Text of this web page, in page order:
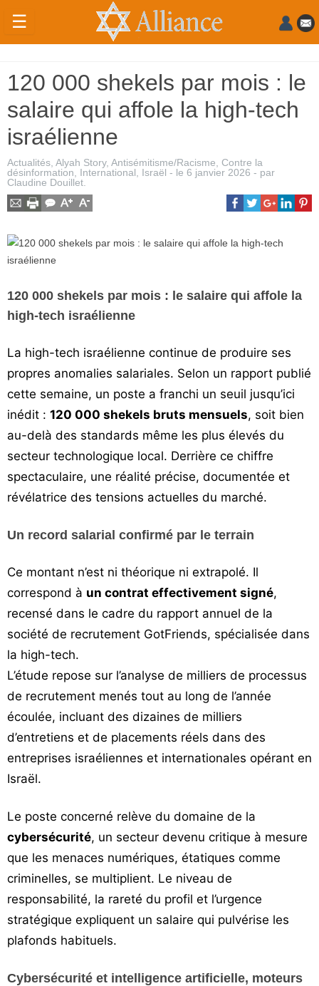
☰
Judaïsme
Magazine
Sorties
Culture
Radio
Tech
Cuisine
chroniques
Les
bonnes
adresses
120 000 shekels par mois : le
salaire qui affole la high-tech
israélienne
Actualités Alyah Story, Antisémitisme/Racisme
Contre la
désinformation
International Israël - le 6 janvier 2026 - par
Claudine Douillet
120 000 shekels par mois : le salaire qui affole la
high-tech israélienne
La high-tech israélienne continue de produire ses
propres anomalies salariales. Selon un rapport publié
cette semaine, un poste a franchi un seuil jusqu’ici
inédit : 120 000 shekels bruts mensuels, soit bien
au-delà des standards même les plus élevés du
secteur technologique local. Derrière ce chiffre
spectaculaire, une réalité précise, documentée et
révélatrice des tensions actuelles du marché.
Un record salarial confirmé par le terrain
Ce montant n’est ni théorique ni extrapolé. Il
correspond à un contrat effectivement signé,
recensé dans le cadre du rapport annuel de la
société de recrutement GotFriends, spécialisée dans
la high-tech.
L’étude repose sur l’analyse de milliers de processus
de recrutement menés tout au long de l’année
écoulée, incluant des dizaines de milliers
d’entretiens et de placements réels dans des
entreprises israéliennes et internationales opérant en
Israël.
Le poste concerné relève du domaine de la
cybersécurité, un secteur devenu critique à mesure
que les menaces numériques, étatiques comme
criminelles, se multiplient. Le niveau de
responsabilité, la rareté du profil et l’urgence
stratégique expliquent un salaire qui pulvérise les
plafonds habituels.
Cybersécurité et intelligence artificielle, moteurs